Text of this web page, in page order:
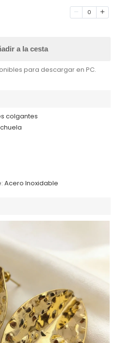
0
a la cesta
para descargar en PC.
colgantes
Acero Inoxidable